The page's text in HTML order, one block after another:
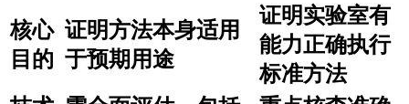
核心
目的
证明方法本身适用
于预期用途
证明实验室有
能力正确执行
标准方法